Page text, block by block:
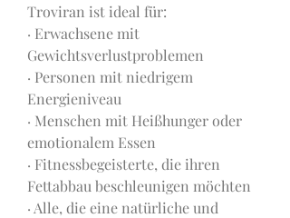
Troviran ist ideal für:
· Erwachsene mit
Gewichtsverlustproblemen
· Personen mit niedrigem
Energieniveau
· Menschen mit Heißhunger oder
emotionalem Essen
· Fitnessbegeisterte, die ihren
Fettabbau beschleunigen möchten
· Alle, die eine natürliche und